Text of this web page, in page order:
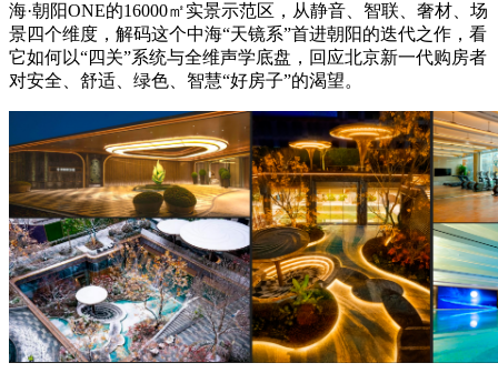
海·朝阳ONE的16000㎡实景示范区，从静音、智联、奢材、场
景四个维度，解码这个中海“天镜系”首进朝阳的迭代之作，看
它如何以“四关”系统与全维声学底盘，回应北京新一代购房者
对安全、舒适、绿色、智慧“好房子”的渴望。